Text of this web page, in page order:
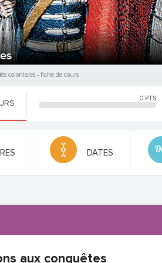
coloniales - fiche de cours
0 PTS
DATES
aux conquêtes